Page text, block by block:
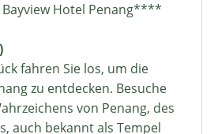
Hotel Penang****
fahren Sie los, um die
zu entdecken. Besuche
von Penang, des
auch bekannt als Tempel